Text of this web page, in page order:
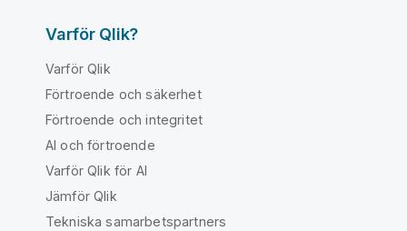
Varför Qlik?
Varför Qlik
Förtroende och säkerhet
Förtroende och integritet
AI och förtroende
Varför Qlik för AI
Jämför Qlik
Tekniska samarbetspartners